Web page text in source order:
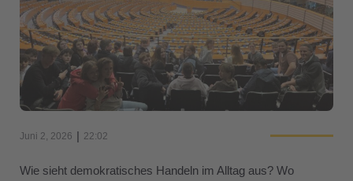
Juni 2, 2026 | 22:02
Wie sieht demokratisches Handeln im Alltag aus? Wo